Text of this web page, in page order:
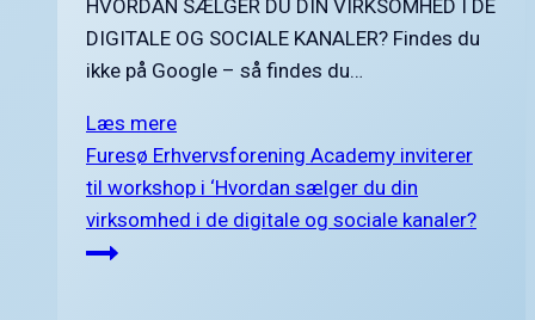
HVORDAN SÆLGER DU DIN VIRKSOMHED I DE
DIGITALE OG SOCIALE KANALER? Findes du
ikke på Google – så findes du…
Læs mere
Furesø Erhvervsforening Academy inviterer
til workshop i ‘Hvordan sælger du din
virksomhed i de digitale og sociale kanaler?